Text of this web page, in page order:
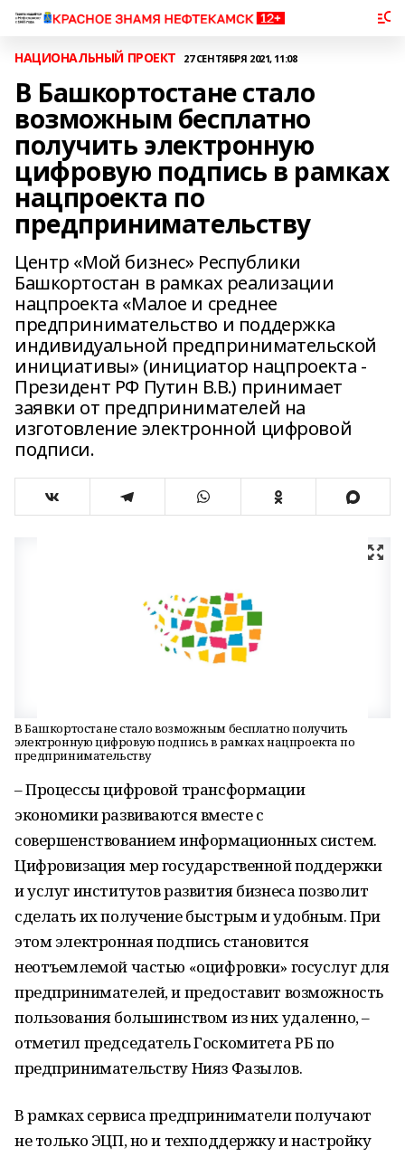
НАЦИОНАЛЬНЫЙ ПРОЕКТ 27 СЕНТЯБРЯ 2021, 11:08
В Башкортостане стало
возможным бесплатно
получить электронную
цифровую подпись в рамках
нацпроекта по
предпринимательству
Центр «Мой бизнес» Республики
Башкортостан в рамках реализации
нацпроекта «Малое и среднее
предпринимательство и поддержка
индивидуальной предпринимательской
инициативы» (инициатор нацпроекта -
Президент РФ Путин В.В.) принимает
заявки от предпринимателей на
изготовление электронной цифровой
подписи.
В Башкортостане стало возможным бесплатно получить
электронную цифровую подпись в рамках нацпроекта по
предпринимательству
– Процессы цифровой трансформации
экономики развиваются вместе с
совершенствованием информационных систем.
Цифровизация мер государственной поддержки
и услуг институтов развития бизнеса позволит
сделать их получение быстрым и удобным. При
этом электронная подпись становится
неотъемлемой частью «оцифровки» госуслуг для
предпринимателей, и предоставит возможность
пользования большинством из них удаленно, –
отметил председатель Госкомитета РБ по
предпринимательству Нияз Фазылов.
В рамках сервиса предприниматели получают
не только ЭЦП, но и техподдержку и настройку